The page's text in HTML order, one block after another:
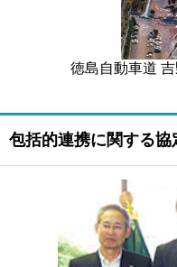
徳島自動車道
包括的連携に関する協